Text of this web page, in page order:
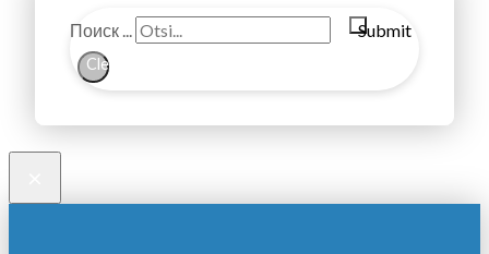
Поиск ... Submit
Clear